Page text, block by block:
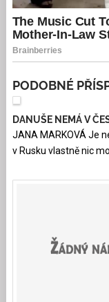
PODOBNÉ
DANUŠE NEMÁ V
JANA MARKOVÁ Je
v Rusku vlastně nic